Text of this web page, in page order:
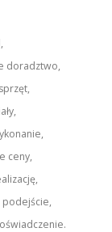
doradztwo,
ceny,